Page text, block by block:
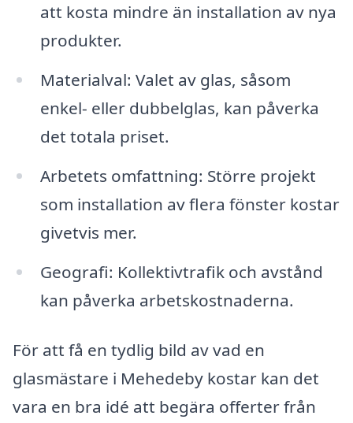
att kosta mindre än installation av nya
produkter.
Materialval: Valet av glas, såsom
enkel- eller dubbelglas, kan påverka
det totala priset.
Arbetets omfattning: Större projekt
som installation av flera fönster kostar
givetvis mer.
Geografi: Kollektivtrafik och avstånd
kan påverka arbetskostnaderna.
För att få en tydlig bild av vad en
glasmästare i Mehedeby kostar kan det
vara en bra idé att begära offerter från